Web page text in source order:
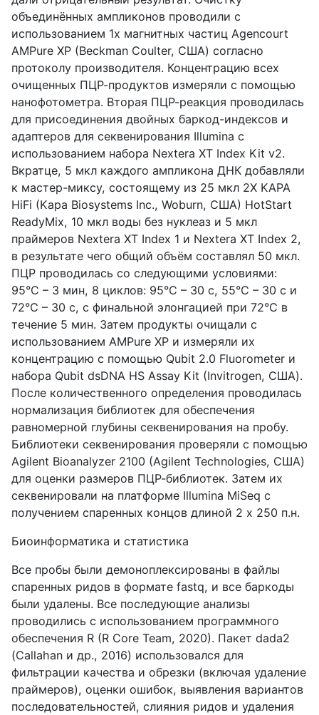
объединённых ампликонов проводили с
использованием 1x магнитных частиц Agencourt
AMPure XP (Beckman Coulter, США) согласно
протоколу производителя. Концентрацию всех
очищенных ПЦР-продуктов измеряли с помощью
нанофотометра. Вторая ПЦР-реакция проводилась
для присоединения двойных баркод-индексов и
адаптеров для секвенирования Illumina с
использованием набора Nextera XT Index Kit v2.
Вкратце, 5 мкл каждого ампликона ДНК добавляли
к мастер-миксу, состоящему из 25 мкл 2X KAPA
HiFi (Kapa Biosystems Inc., Woburn, США) HotStart
ReadyMix, 10 мкл воды без нуклеаз и 5 мкл
праймеров Nextera XT Index 1 и Nextera XT Index 2,
в результате чего общий объём составлял 50 мкл.
ПЦР проводилась со следующими условиями:
95°C – 3 мин, 8 циклов: 95°C – 30 с, 55°C – 30 с и
72°C – 30 с, с финальной элонгацией при 72°C в
течение 5 мин. Затем продукты очищали с
использованием AMPure XP и измеряли их
концентрацию с помощью Qubit 2.0 Fluorometer и
набора Qubit dsDNA HS Assay Kit (Invitrogen, США).
После количественного определения проводилась
нормализация библиотек для обеспечения
равномерной глубины секвенирования на пробу.
Библиотеки секвенирования проверяли с помощью
Agilent Bioanalyzer 2100 (Agilent Technologies, США)
для оценки размеров ПЦР-библиотек. Затем их
секвенировали на платформе Illumina MiSeq с
получением спаренных концов длиной 2 x 250 п.н.
Биоинформатика и статистика
Все пробы были демоноплексированы в файлы
спаренных ридов в формате fastq, и все баркоды
были удалены. Все последующие анализы
проводились с использованием программного
обеспечения R (R Core Team, 2020). Пакет dada2
(Callahan и др., 2016) использовался для
фильтрации качества и обрезки (включая удаление
праймеров), оценки ошибок, выявления вариантов
последовательностей, слияния ридов и удаления